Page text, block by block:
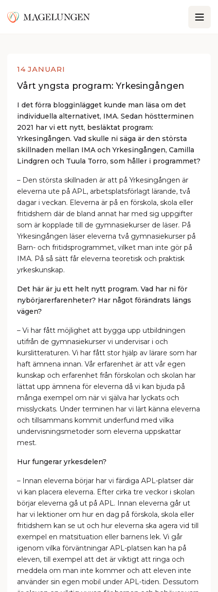
14 JANUARI
Vårt yngsta program: Yrkesingången
I det förra blogginlägget kunde man läsa om det
individuella alternativet, IMA. Sedan höstterminen
2021 har vi ett nytt, besläktat program:
Yrkesingången. Vad skulle ni säga är den största
skillnaden mellan IMA och Yrkesingången, Camilla
Lindgren och Tuula Torro, som håller i programmet?
– Den största skillnaden är att på Yrkesingången är
eleverna ute på APL, arbetsplatsförlagt lärande, två
dagar i veckan. Eleverna är på en förskola, skola eller
fritidshem där de bland annat har med sig uppgifter
som är kopplade till de gymnasiekurser de läser. På
Yrkesingången läser eleverna två gymnasiekurser på
Barn- och fritidsprogrammet, vilket man inte gör på
IMA. På så sätt får eleverna teoretisk och praktisk
yrkeskunskap.
Det här är ju ett helt nytt program. Vad har ni för
nybörjarerfarenheter? Har något förändrats längs
vägen?
– Vi har fått möjlighet att bygga upp utbildningen
utifrån de gymnasiekurser vi undervisar i och
kurslitteraturen. Vi har fått stor hjälp av lärare som har
haft ämnena innan. Vår erfarenhet är att vår egen
kunskap och erfarenhet från förskolan och skolan har
lättat upp ämnena för eleverna då vi kan bjuda på
många exempel om när vi själva har lyckats och
misslyckats. Under terminen har vi lärt känna eleverna
och tillsammans kommit underfund med vilka
undervisningsmetoder som eleverna uppskattar
mest.
Hur fungerar yrkesdelen?
– Innan eleverna börjar har vi färdiga APL-platser där
vi kan placera eleverna. Efter cirka tre veckor i skolan
börjar eleverna gå ut på APL. Innan eleverna går ut
har vi lektioner om hur en dag på förskola, skola eller
fritidshem kan se ut och hur eleverna ska agera vid till
exempel en matsituation eller barnens lek. Vi går
igenom vilka förväntningar APL-platsen kan ha på
eleven, till exempel att det är viktigt att ringa och
meddela om man inte kommer och att eleven inte
använder sin egen mobil under APL-tiden. Dessutom